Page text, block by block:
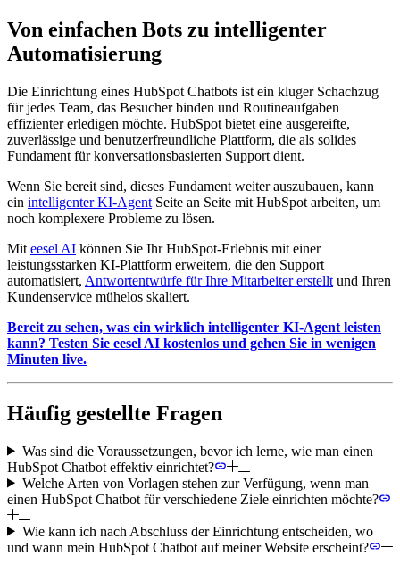
Von einfachen Bots zu intelligenter
Automatisierung
Die Einrichtung eines HubSpot Chatbots ist ein kluger Schachzug
für jedes Team, das Besucher binden und Routineaufgaben
effizienter erledigen möchte. HubSpot bietet eine ausgereifte,
zuverlässige und benutzerfreundliche Plattform, die als solides
Fundament für konversationsbasierten Support dient.
Wenn Sie bereit sind, dieses Fundament weiter auszubauen, kann
ein intelligenter KI-Agent Seite an Seite mit HubSpot arbeiten, um
noch komplexere Probleme zu lösen.
Mit eesel AI können Sie Ihr HubSpot-Erlebnis mit einer
leistungsstarken KI-Plattform erweitern, die den Support
automatisiert, Antwortentwürfe für Ihre Mitarbeiter erstellt und Ihren
Kundenservice mühelos skaliert.
Bereit zu sehen, was ein wirklich intelligenter KI-Agent leisten
kann? Testen Sie eesel AI kostenlos und gehen Sie in wenigen
Minuten live.
Häufig gestellte Fragen
Was sind die Voraussetzungen, bevor ich lerne, wie man einen
HubSpot Chatbot effektiv einrichtet?
Welche Arten von Vorlagen stehen zur Verfügung, wenn man
einen HubSpot Chatbot für verschiedene Ziele einrichten möchte?
Wie kann ich nach Abschluss der Einrichtung entscheiden, wo
und wann mein HubSpot Chatbot auf meiner Website erscheint?